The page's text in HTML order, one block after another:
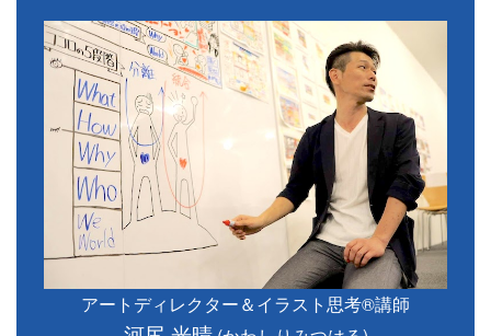
アートディレクター＆イラスト思考®講師